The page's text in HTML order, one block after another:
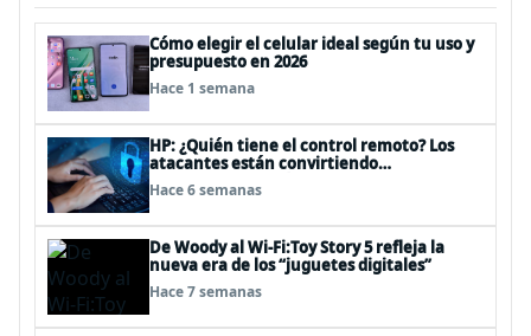
Cómo elegir el celular ideal según tu uso y
presupuesto en 2026
Hace 1 semana
HP: ¿Quién tiene el control remoto? Los
atacantes están convirtiendo
herramientas legítimas de acceso remoto
en puertas alternativas
Hace 6 semanas
De Woody al Wi-Fi:Toy Story 5 refleja la
nueva era de los “juguetes digitales”
Hace 7 semanas